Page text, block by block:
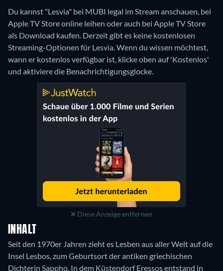
Du kannst "Lesvia" bei MUBI legal im Stream anschauen, bei
Apple TV Store online leihen oder auch bei Apple TV Store
als Download kaufen. Derzeit gibt es keine kostenlosen
Streaming-Optionen für Lesvia. Wenn du wissen möchtest,
wann er kostenlos verfügbar ist, klicke oben auf 'Kostenlos'
und aktiviere die Benachrichtigungsglocke.
Diese Anzeige entfernen
INHALT
Seit den 1970er Jahren zieht es Lesben aus aller Welt auf die
Insel Lesbos, zum Geburtsort der antiken griechischen
Dichterin Sappho. In dem Küstendorf Eressos entstand in